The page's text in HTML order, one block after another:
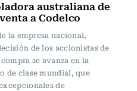
australiana de
a Codelco
la empresa nacional,
de los accionistas de
se avanza en la
de clase mundial, que
de